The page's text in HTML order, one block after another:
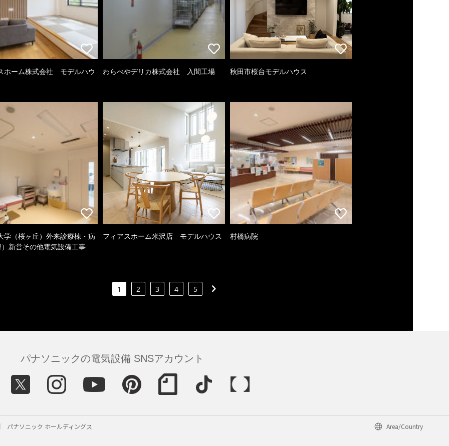
ホーム株式会社 モデルハウ わらべやデリカ株式会社 入間工場 秋田市桜台モデルハウス
学（桜ヶ丘）外来診療棟・病
新営その他電気設備工事
フィアスホーム米沢店 モデルハウス 村橋病院
1 2 3 4 5
パナソニックの電気設備 SNSアカウント
パナソニック ホールディングス Area/Country